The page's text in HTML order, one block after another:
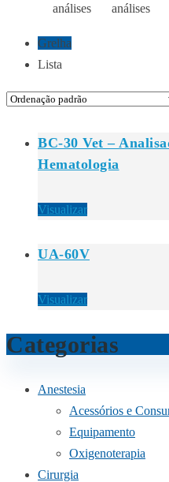
análises análises
Grelha
Lista
BC-30 Vet –
Hematologia
Visualizar
UA-60V
Visualizar
Categorias
Anestesia
Acessórios e
Equipamento
Oxigenoterapia
Cirurgia